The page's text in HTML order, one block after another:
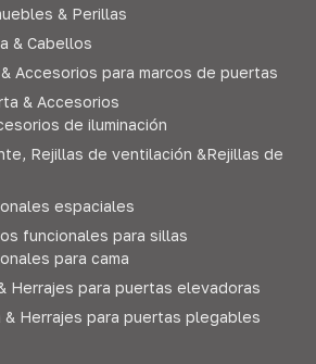
& Perillas
& Cabellos
Accesorios para marcos de puertas
& Accesorios
de iluminación
Rejillas de ventilación &Rejillas de
espaciales
funcionales para sillas
para cama
Herrajes para puertas elevadoras
Herrajes para puertas plegables